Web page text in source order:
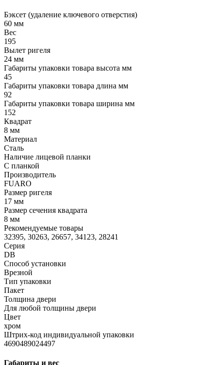
Бэксет (удаление ключевого отверстия)
60 мм
Вес
195
Вылет ригеля
24 мм
Габариты упаковки товара высота мм
45
Габариты упаковки товара длина мм
92
Габариты упаковки товара ширина мм
152
Квадрат
8 мм
Материал
Сталь
Наличие лицевой планки
С планкой
Производитель
FUARO
Размер ригеля
17 мм
Размер сечения квадрата
8 мм
Рекомендуемые товары
32395, 30263, 26657, 34123, 28241
Серия
DB
Способ установки
Врезной
Тип упаковки
Пакет
Толщина двери
Для любой толщины двери
Цвет
хром
Штрих-код индивидуальной упаковки
4690489024497
Габариты и вес